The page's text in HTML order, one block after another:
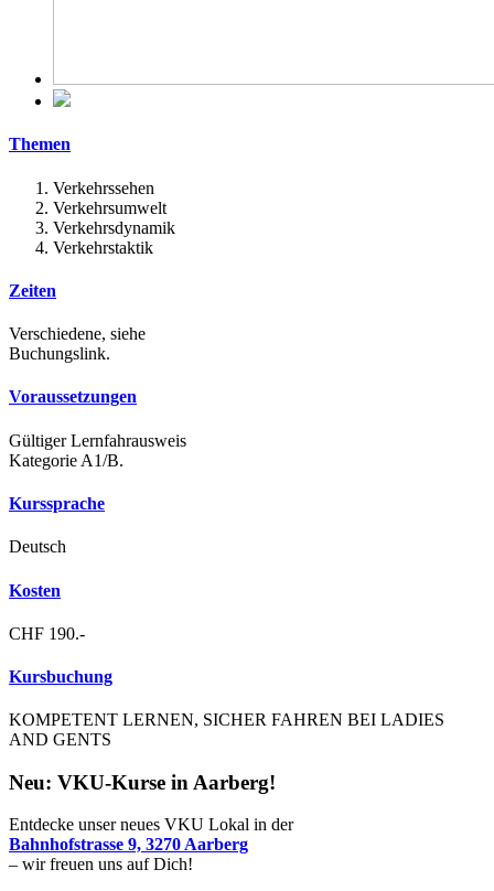
Themen
Verkehrssehen
Verkehrsumwelt
Verkehrsdynamik
Verkehrstaktik
Zeiten
Verschiedene, siehe
Buchungslink.
Voraussetzungen
Gültiger Lernfahrausweis
Kategorie A1/B.
Kurssprache
Deutsch
Kosten
CHF 190.-
Kursbuchung
KOMPETENT LERNEN, SICHER FAHREN BEI LADIES
AND GENTS
Neu: VKU-Kurse in Aarberg!
Entdecke unser neues VKU Lokal in der
Bahnhofstrasse 9, 3270 Aarberg
– wir freuen uns auf Dich!